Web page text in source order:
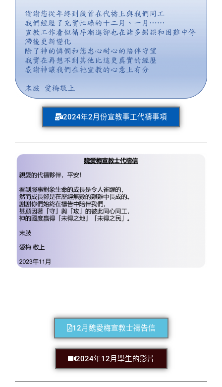
2024年2月份宣教事工代禱事項
12月魏愛梅宣教士禱告信
2024年12月學生的影片